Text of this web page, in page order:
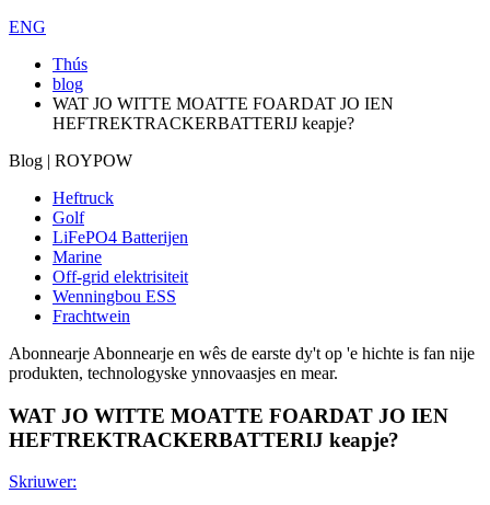
ENG
Thús
blog
WAT JO WITTE MOATTE FOARDAT JO IEN
HEFTREKTRACKERBATTERIJ keapje?
Blog | ROYPOW
Heftruck
Golf
LiFePO4 Batterijen
Marine
Off-grid elektrisiteit
Wenningbou ESS
Frachtwein
Abonnearje Abonnearje en wês de earste dy't op 'e hichte is fan nije
produkten, technologyske ynnovaasjes en mear.
WAT JO WITTE MOATTE FOARDAT JO IEN
HEFTREKTRACKERBATTERIJ keapje?
Skriuwer: